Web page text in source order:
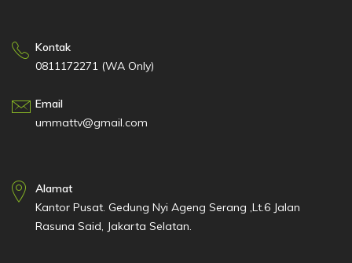
Kontak
0811172271 (WA Only)
Email
ummattv@gmail.com
Alamat
Kantor Pusat. Gedung Nyi Ageng Serang ,Lt.6 Jalan
Rasuna Said, Jakarta Selatan.